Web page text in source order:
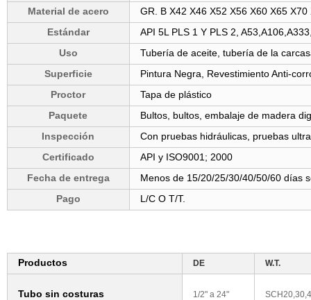
Material de acero
GR. B X42 X46 X52 X56 X60 X65 X70
Estándar
API 5L PLS 1 Y PLS 2,
Uso
Tubería de aceite, tubería de la
Superficie
Pintura Negra, Revestimiento Anti-
Proctor
Tapa de plástico
Paquete
Bultos, bultos, embalaje de madera
Inspección
Con pruebas hidráulicas, pruebas
Certificado
API y ISO9001; 2000
Fecha de entrega
Menos de 15/20/25/30/40/50/60 días
Pago
L/C O T/T.
Productos DE W.T.
Tubo sin costuras 1/2" a 24"